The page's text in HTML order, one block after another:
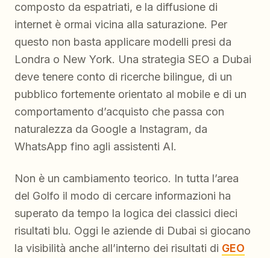
composto da espatriati, e la diffusione di
internet è ormai vicina alla saturazione. Per
questo non basta applicare modelli presi da
Londra o New York. Una strategia SEO a Dubai
deve tenere conto di ricerche bilingue, di un
pubblico fortemente orientato al mobile e di un
comportamento d’acquisto che passa con
naturalezza da Google a Instagram, da
WhatsApp fino agli assistenti AI.
Non è un cambiamento teorico. In tutta l’area
del Golfo il modo di cercare informazioni ha
superato da tempo la logica dei classici dieci
risultati blu. Oggi le aziende di Dubai si giocano
la visibilità anche all’interno dei risultati di GEO